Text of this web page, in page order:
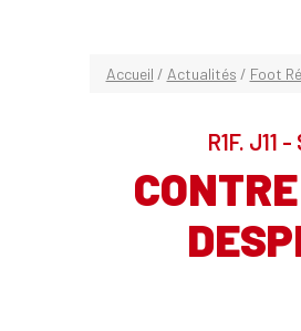
Accueil / Actualités / Foot
R1F. J11